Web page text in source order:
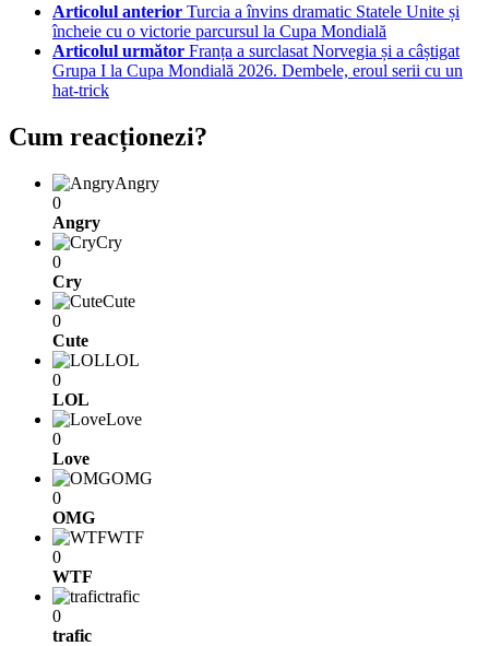
Articolul anterior Turcia a învins dramatic Statele Unite și
încheie cu o victorie parcursul la Cupa Mondială
Articolul următor Franța a surclasat Norvegia și a câștigat
Grupa I la Cupa Mondială 2026. Dembele, eroul serii cu un
hat-trick
Cum reacționezi?
Angry
0
Angry
Cry
0
Cry
Cute
0
Cute
LOL
0
LOL
Love
0
Love
OMG
0
OMG
WTF
0
WTF
trafic
0
trafic